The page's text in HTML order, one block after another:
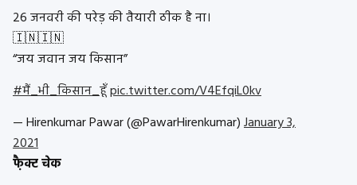
26 जनवरी की परेड़ की तैयारी ठीक है ना।
🇮🇳🇮🇳
“जय जवान जय किसान”
#मैं_भी_किसान_हूँpic.twitter.com/V4EfqiL0kv
— Hirenkumar Pawar (@PawarHirenkumar)January 3,
2021
फै़क्ट चेक